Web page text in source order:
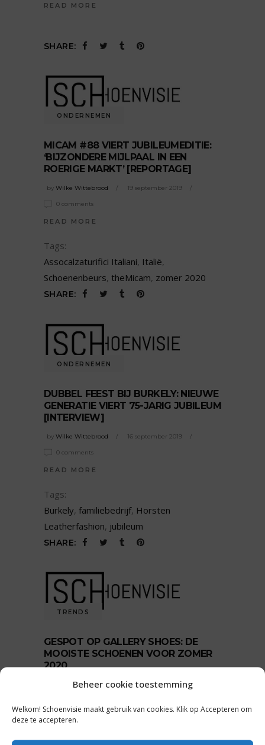
Beheer cookie toestemming
Welkom! Schoenvisie maakt gebruik van cookies. Klik op Accepteren om
deze te accepteren.
READ MORE
SHARE:
ONDERNEMEN
MICAM #88 VIERT JUBILEUMEDITIE:
‘BIJZONDERE MIJLPAAL IN EEN
ROERIGE MARKT’ [REPORTAGE]
by Wilke Wittebrood 19 september 2019
0 comments
READ MORE
Tags:
Assocalzaturifici Italiani, Italië,
Schoenenbeurs, theMicam, zomer 2020
SHARE:
ONDERNEMEN
DUBBEL FEEST BIJ BURKELY: NIEUWE
GENERATIE VIERT 75-JARIG JUBILEUM
[INTERVIEW]
by Wilke Wittebrood 16 september 2019
0 comments
READ MORE
Tags:
Burkely, familiebedrijf, Horsten
Leatherfashion, jubileum
SHARE:
TRENDS
GESPOT OP GALLERY SHOES: DE
MOOISTE SCHOENEN VOOR ZOMER
2020
Wilke Wittebrood 12 september 2019
READ MORE
Tags: